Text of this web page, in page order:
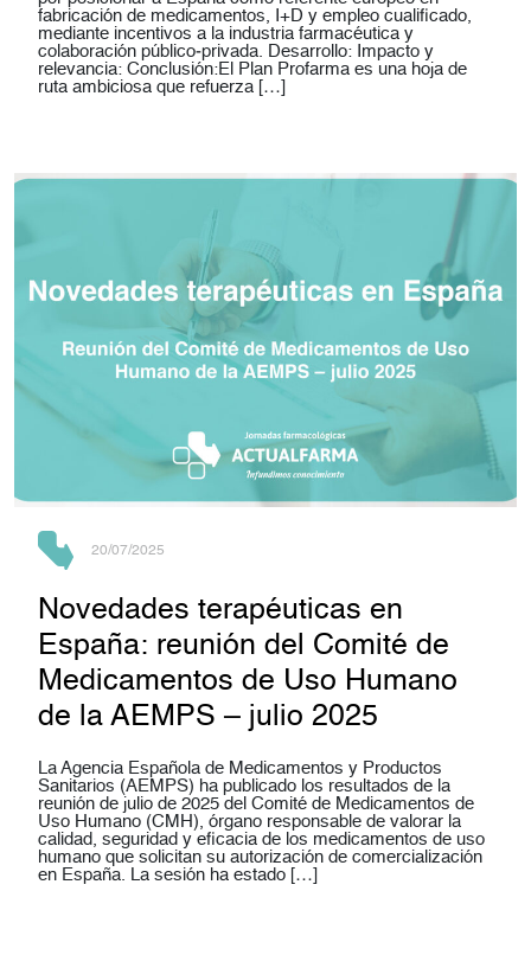
fabricación de medicamentos, I+D y empleo cualificado,
mediante incentivos a la industria farmacéutica y
colaboración público‑privada. Desarrollo: Impacto y
relevancia: Conclusión:El Plan Profarma es una hoja de
ruta ambiciosa que refuerza […]
20/07/2025
Novedades terapéuticas en
España: reunión del Comité de
Medicamentos de Uso Humano
de la AEMPS – julio 2025
La Agencia Española de Medicamentos y Productos
Sanitarios (AEMPS) ha publicado los resultados de la
reunión de julio de 2025 del Comité de Medicamentos de
Uso Humano (CMH), órgano responsable de valorar la
calidad, seguridad y eficacia de los medicamentos de uso
humano que solicitan su autorización de comercialización
en España. La sesión ha estado […]